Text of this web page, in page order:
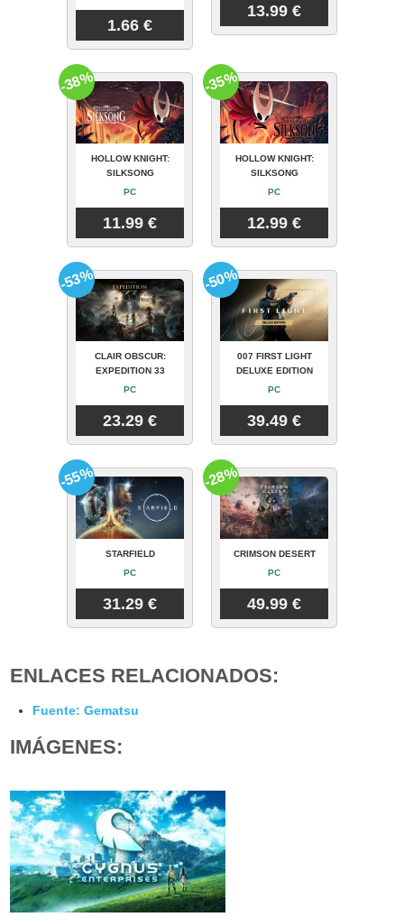
1.66 €
13.99 €
HOLLOW KNIGHT:
SILKSONG
PC
11.99 €
-38%
HOLLOW KNIGHT:
SILKSONG
PC
12.99 €
-35%
CLAIR OBSCUR:
EXPEDITION 33
PC
23.29 €
-53%
007 FIRST LIGHT
DELUXE EDITION
PC
39.49 €
-50%
STARFIELD
PC
31.29 €
-55%
CRIMSON DESERT
PC
49.99 €
-28%
ENLACES RELACIONADOS:
Fuente: Gematsu
IMÁGENES: